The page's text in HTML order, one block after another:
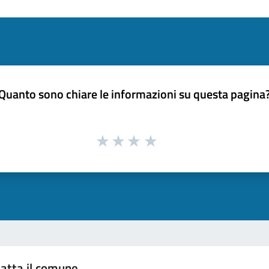
sono chiare le informazioni su questa